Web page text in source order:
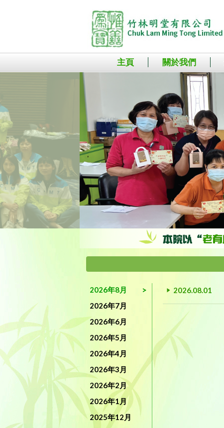
主頁 關於我們
2026年8月
2026年7月
2026年6月
2026年5月
2026年4月
2026年3月
2026年2月
2026年1月
2025年12月
2026.08.01